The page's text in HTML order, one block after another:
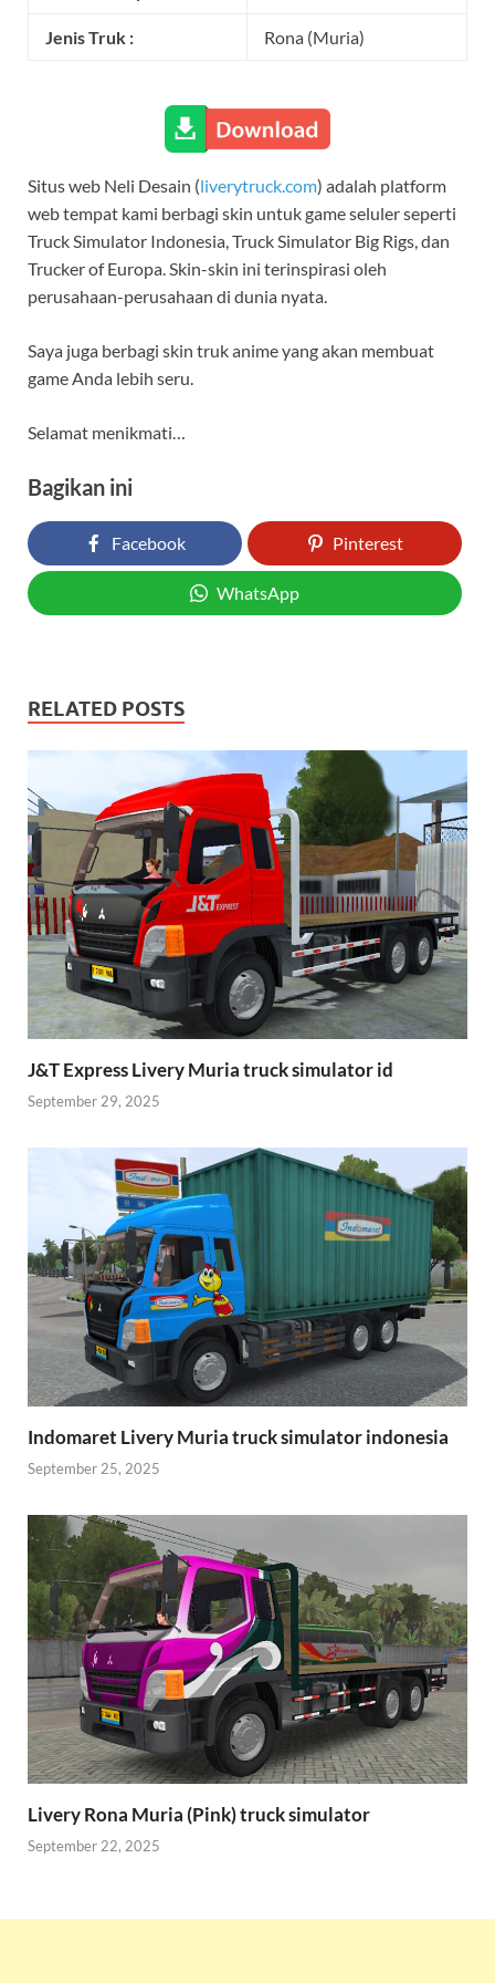
Jenis Truk : Rona (Muria)
Situs web Neli Desain (liverytruck.com) adalah platform
web tempat kami berbagi skin untuk game seluler seperti
Truck Simulator Indonesia, Truck Simulator Big Rigs, dan
Trucker of Europa. Skin-skin ini terinspirasi oleh
perusahaan-perusahaan di dunia nyata.
Saya juga berbagi skin truk anime yang akan membuat
game Anda lebih seru.
Selamat menikmati…
Bagikan ini
Facebook Pinterest
WhatsApp
RELATED POSTS
J&T Express Livery Muria truck simulator id
September 29, 2025
Indomaret Livery Muria truck simulator indonesia
September 25, 2025
Livery Rona Muria (Pink) truck simulator
September 22, 2025